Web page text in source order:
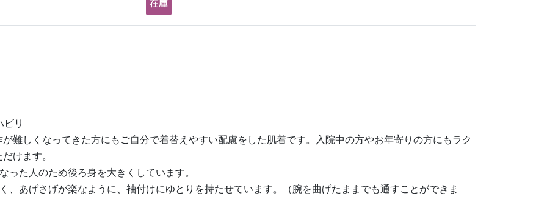
ビリ
難しくなってきた方にもご自分で着替えやすい配慮をした肌着です。入院中の方やお年寄りの方にもラク
けます。
った人のため後ろ身を大きくしています。
、あげさげが楽なように、袖付けにゆとりを持たせています。（腕を曲げたままでも通すことができま